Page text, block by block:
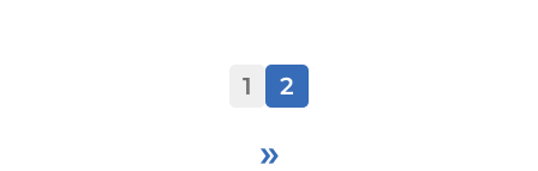
1 2
»